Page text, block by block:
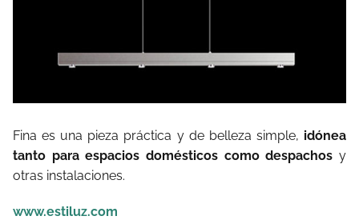
Fina es una pieza práctica y de belleza simple, idónea
tanto para espacios domésticos como despachos y
otras instalaciones.
www.estiluz.com